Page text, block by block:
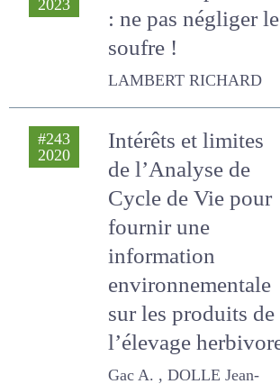
#254
Prairies et
protéines : ne pas
négliger le soufre !
LAMBERT RICHARD
#243
Intérêts et limites
de l’Analyse de
Cycle de Vie pour
fournir une
information
environnementale
sur les produits de
l’élevage herbivore